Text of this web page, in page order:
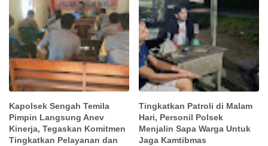
Kapolsek Sengah Temila
Pimpin Langsung Anev
Kinerja, Tegaskan Komitmen
Tingkatkan Pelayanan dan
Tingkatkan Patroli di Malam
Hari, Personil Polsek
Menjalin Sapa Warga Untuk
Jaga Kamtibmas